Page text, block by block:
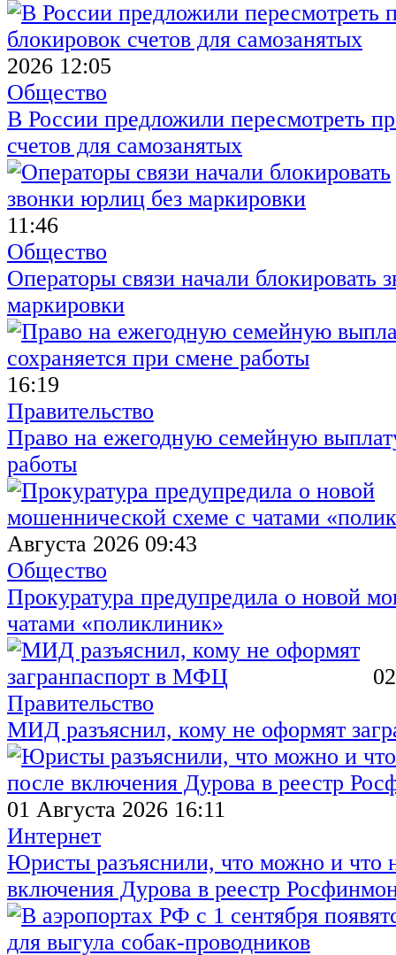
2026 12:05
Общество
В России предложили пересмотреть
счетов для самозанятых
11:46
Общество
Операторы связи начали блокировать
маркировки
16:19
Правительство
Право на ежегодную семейную
работы
Августа 2026 09:43
Общество
Прокуратура предупредила о новой
чатами «поликлиник»
Правительство
МИД разъяснил, кому не оформят
01 Августа 2026 16:11
Интернет
Юристы разъяснили, что можно и что
включения Дурова в реестр